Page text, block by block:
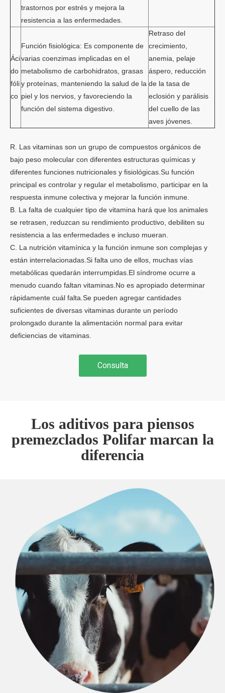
trastornos por estrés y mejora la
resistencia a las enfermedades.
Áci
do
fóli
co
Función fisiológica: Es componente de
varias coenzimas implicadas en el
metabolismo de carbohidratos, grasas
y proteínas, manteniendo la salud de la
piel y los nervios, y favoreciendo la
función del sistema digestivo.
Retraso del
crecimiento,
anemia, pelaje
áspero, reducción
de la tasa de
eclosión y parálisis
del cuello de las
aves jóvenes.
R. Las vitaminas son un grupo de compuestos orgánicos de
bajo peso molecular con diferentes estructuras químicas y
diferentes funciones nutricionales y fisiológicas.Su función
principal es controlar y regular el metabolismo, participar en la
respuesta inmune colectiva y mejorar la función inmune.
B. La falta de cualquier tipo de vitamina hará que los animales
se retrasen, reduzcan su rendimiento productivo, debiliten su
resistencia a las enfermedades e incluso mueran.
C. La nutrición vitamínica y la función inmune son complejas y
están interrelacionadas.Si falta uno de ellos, muchas vías
metabólicas quedarán interrumpidas.El síndrome ocurre a
menudo cuando faltan vitaminas.No es apropiado determinar
rápidamente cuál falta.Se pueden agregar cantidades
suficientes de diversas vitaminas durante un período
prolongado durante la alimentación normal para evitar
deficiencias de vitaminas.
Consulta
Los aditivos para piensos
premezclados Polifar marcan la
diferencia